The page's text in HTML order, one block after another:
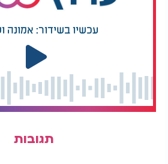
עכשיו בשידור: אמונה
תגובות